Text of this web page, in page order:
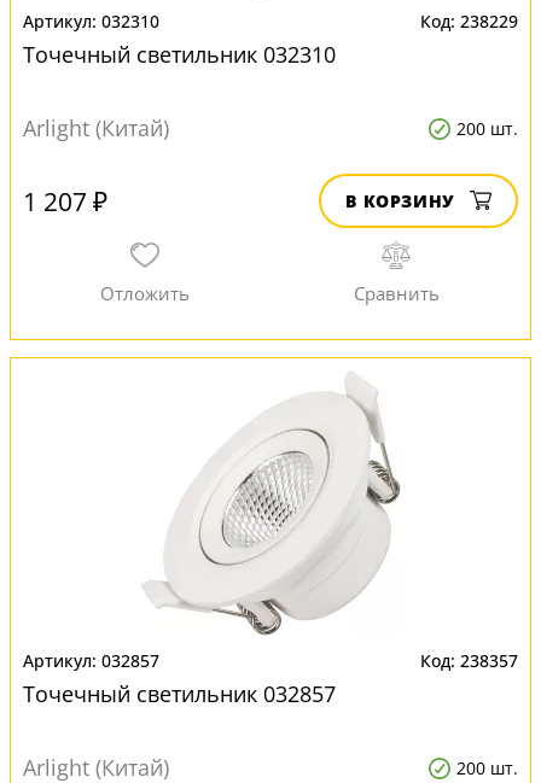
032310 238229
Точечный светильник 032310
Arlight (Китай) 200 шт.
1 207 ₽ В КОРЗИНУ
032857 238357
Точечный светильник 032857
Arlight (Китай) 200 шт.